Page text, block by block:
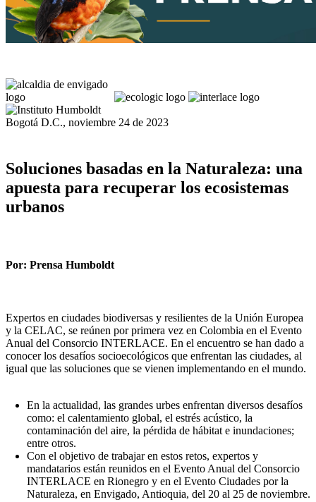
Bogotá D.C., noviembre 24 de 2023
Soluciones basadas en la Naturaleza: una
apuesta para recuperar los ecosistemas
urbanos
Por: Prensa Humboldt
Expertos en ciudades biodiversas y resilientes de la Unión Europea
y la CELAC, se reúnen por primera vez en Colombia en el Evento
Anual del Consorcio INTERLACE. En el encuentro se han dado a
conocer los desafíos socioecológicos que enfrentan las ciudades, al
igual que las soluciones que se vienen implementando en el mundo.
En la actualidad, las grandes urbes enfrentan diversos desafíos
como: el calentamiento global, el estrés acústico, la
contaminación del aire, la pérdida de hábitat e inundaciones;
entre otros.
Con el objetivo de trabajar en estos retos, expertos y
mandatarios están reunidos en el Evento Anual del Consorcio
INTERLACE en Rionegro y en el Evento Ciudades por la
Naturaleza, en Envigado, Antioquia, del 20 al 25 de noviembre.